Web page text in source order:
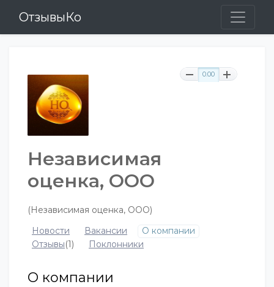
ОтзывыКо
0.00
Независимая
оценка, ООО
(Независимая оценка, ООО)
Новости
Вакансии
О компании
Отзывы(1) Поклонники
О компании